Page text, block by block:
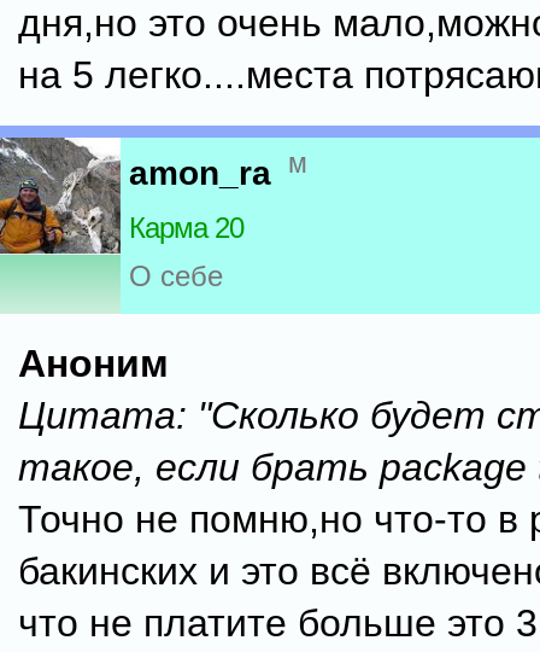
дня,но это очень
на 5 легко....места
amon_ra м
Карма 20
О себе
Аноним
Цитата: "Сколько будет
такое, если брать package
Точно не помню,но что-то в
бакинских и это всё
что не платите больше это